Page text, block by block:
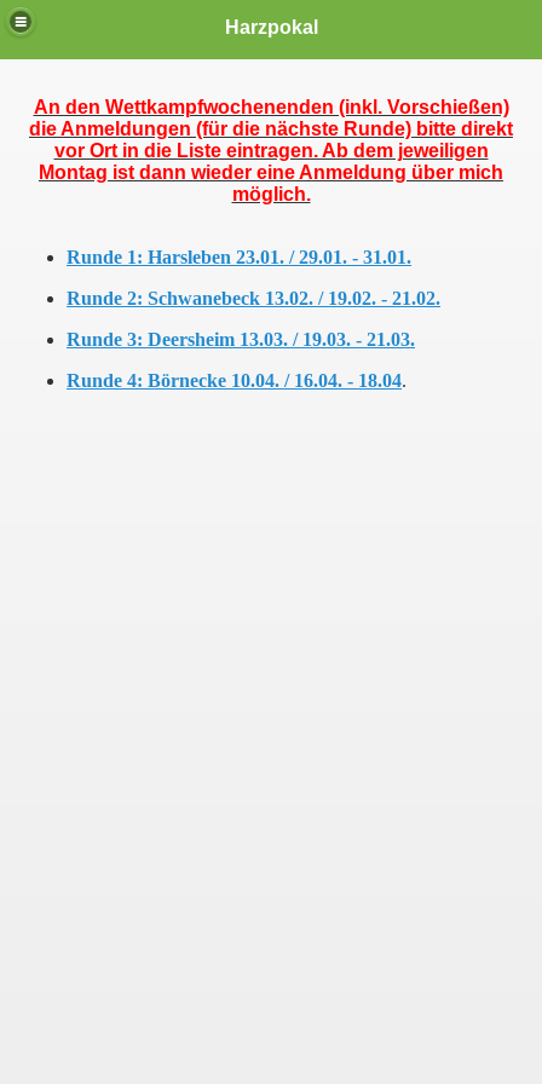
Das Harzpokalschießen
Harzpokal
An den Wettkampfwochenenden (inkl. Vorschießen)
die Anmeldungen (für die nächste Runde) bitte direkt
vor Ort in die Liste eintragen. Ab dem jeweiligen
Montag ist dann wieder eine Anmeldung über mich
möglich.
Runde 1: Harsleben 23.01. / 29.01. - 31.01.
Runde 2: Schwanebeck 13.02. / 19.02. - 21.02.
Runde 3: Deersheim 13.03. / 19.03. - 21.03.
Runde 4: Börnecke 10.04. / 16.04. - 18.04.